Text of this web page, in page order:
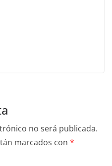
no será publicada.
marcados con *